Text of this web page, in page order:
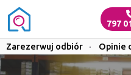
797
Zarezerwuj odbiór · Opinie